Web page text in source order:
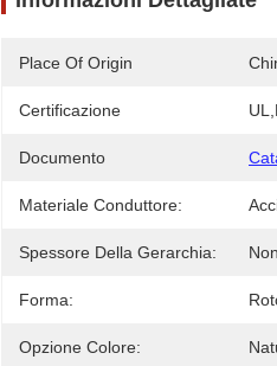
Place Of Origin
Certificazione
Documento
Materiale Conduttore:
Spessore Della Gerarchia:
Forma:
Opzione Colore: